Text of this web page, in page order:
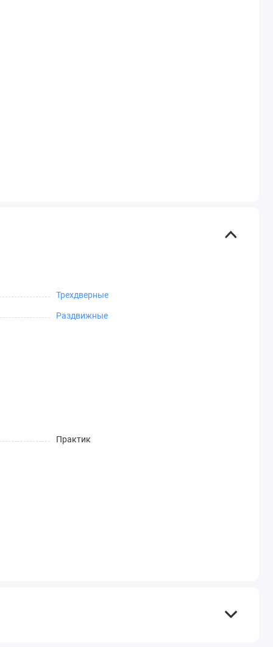
Трехдверные
Раздвижные
Практик